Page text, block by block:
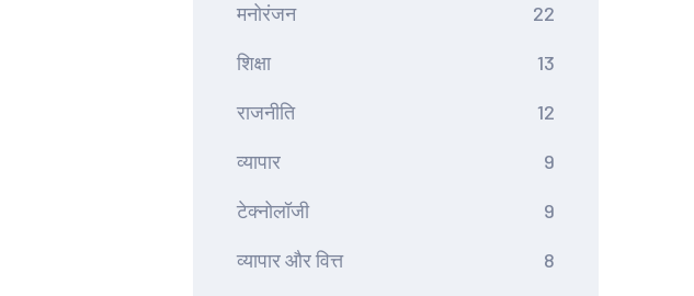
मनोरंजन 22
शिक्षा 13
राजनीति 12
व्यापार 9
टेक्नोलॉजी 9
व्यापार और वित्त 8